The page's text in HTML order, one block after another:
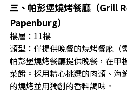
三、帕彭堡燒烤餐廳（Grill
Papenburg）
樓層：11樓
類型：僅提供晚餐的燒烤餐廳（
帕彭堡燒烤餐廳提供晚餐，在甲
菜餚。採用精心挑選的肉類、海
的燒烤並用獨創的香料調味。